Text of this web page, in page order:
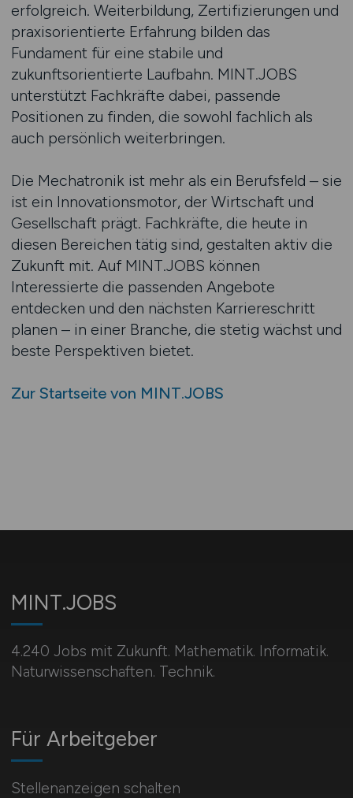
erfolgreich. Weiterbildung, Zertifizierungen und
praxisorientierte Erfahrung bilden das
Fundament für eine stabile und
zukunftsorientierte Laufbahn. MINT.JOBS
unterstützt Fachkräfte dabei, passende
Positionen zu finden, die sowohl fachlich als
auch persönlich weiterbringen.
Die Mechatronik ist mehr als ein Berufsfeld – sie
ist ein Innovationsmotor, der Wirtschaft und
Gesellschaft prägt. Fachkräfte, die heute in
diesen Bereichen tätig sind, gestalten aktiv die
Zukunft mit. Auf MINT.JOBS können
Interessierte die passenden Angebote
entdecken und den nächsten Karriereschritt
planen – in einer Branche, die stetig wächst und
beste Perspektiven bietet.
Zur Startseite von MINT.JOBS
MINT.JOBS
4.240 Jobs mit Zukunft. Mathematik. Informatik.
Naturwissenschaften. Technik.
Für Arbeitgeber
Stellenanzeigen schalten